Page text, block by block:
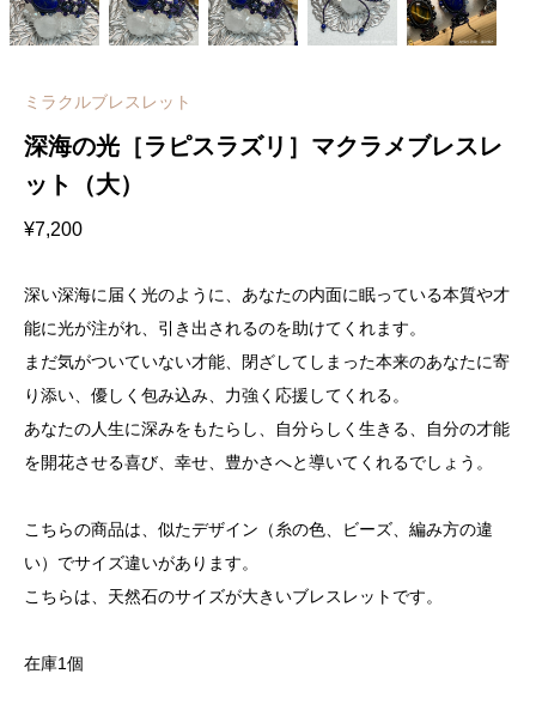
ミラクルブレスレット
深海の光［ラピスラズリ］マクラメブレスレ
ット（大）
¥7,200
深い深海に届く光のように、あなたの内面に眠っている本質や才
能に光が注がれ、引き出されるのを助けてくれます。
まだ気がついていない才能、閉ざしてしまった本来のあなたに寄
り添い、優しく包み込み、力強く応援してくれる。
あなたの人生に深みをもたらし、自分らしく生きる、自分の才能
を開花させる喜び、幸せ、豊かさへと導いてくれるでしょう。
こちらの商品は、似たデザイン（糸の色、ビーズ、編み方の違
い）でサイズ違いがあります。
こちらは、天然石のサイズが大きいブレスレットです。
在庫1個